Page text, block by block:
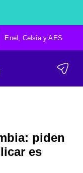
Enel, Celsia y AES
piden
es